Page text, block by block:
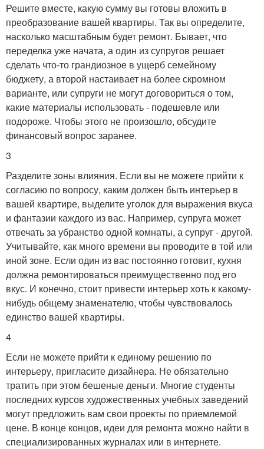
Решите вместе, какую сумму вы готовы вложить в
преобразование вашей квартиры. Так вы определите,
насколько масштабным будет ремонт. Бывает, что
переделка уже начата, а один из супругов решает
сделать что-то грандиозное в ущерб семейному
бюджету, а второй настаивает на более скромном
варианте, или супруги не могут договориться о том,
какие материалы использовать - подешевле или
подороже. Чтобы этого не произошло, обсудите
финансовый вопрос заранее.
3
Разделите зоны влияния. Если вы не можете прийти к
согласию по вопросу, каким должен быть интерьер в
вашей квартире, выделите уголок для выражения вкуса
и фантазии каждого из вас. Например, супруга может
отвечать за убранство одной комнаты, а супруг - другой.
Учитывайте, как много времени вы проводите в той или
иной зоне. Если один из вас постоянно готовит, кухня
должна ремонтироваться преимущественно под его
вкус. И конечно, стоит привести интерьер хоть к какому-
нибудь общему знаменателю, чтобы чувствовалось
единство вашей квартиры.
4
Если не можете прийти к единому решению по
интерьеру, пригласите дизайнера. Не обязательно
тратить при этом бешеные деньги. Многие студенты
последних курсов художественных учебных заведений
могут предложить вам свои проекты по приемлемой
цене. В конце концов, идеи для ремонта можно найти в
специализированных журналах или в интернете.